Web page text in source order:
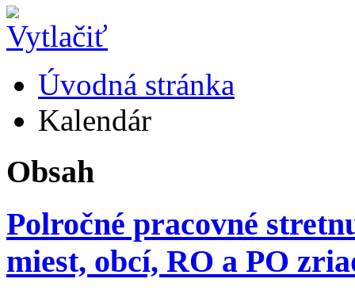
Úvodná stránka
Kalendár
Obsah
Polročné pracovné
miest, obcí, RO a PO